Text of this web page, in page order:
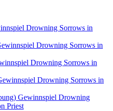
Drowning Sorrows in
Drowning Sorrows in
Drowning Sorrows in
Drowning Sorrows in
Gewinnspiel Drowning
Priest